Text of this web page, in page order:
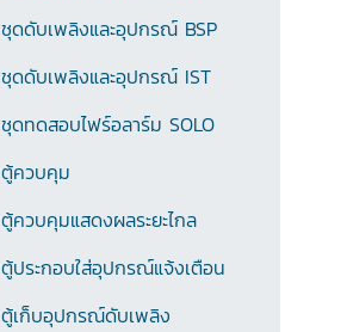
ชุดดับเพลิงและอุปกรณ์ BSP
ชุดดับเพลิงและอุปกรณ์ IST
ชุดทดสอบไฟร์อลาร์ม SOLO
ตู้ควบคุม
ตู้ควบคุมแสดงผลระยะไกล
ตู้ประกอบใส่อุปกรณ์แจ้งเตือน
ตู้เก็บอุปกรณ์ดับเพลิง